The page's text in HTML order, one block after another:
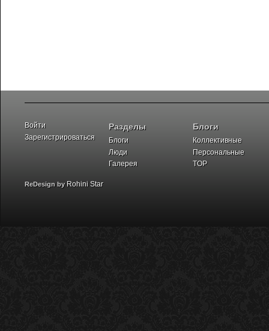
Войти
Зарегистрироваться
Разделы
Блоги
Люди
Галерея
Блоги
Коллективные
Персональные
TOP
ReDesign byRohini Star